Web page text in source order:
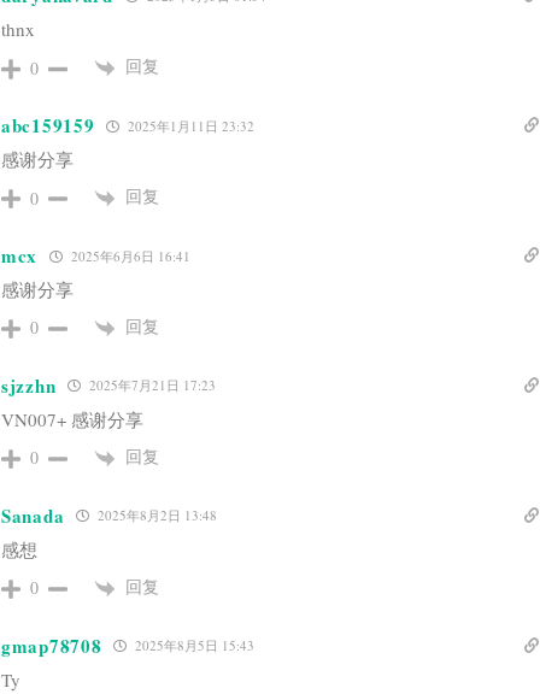
thnx
0 回复
abc159159 2025年1月11日 23:32
感谢分享
0 回复
mcx 2025年6月6日 16:41
感谢分享
0 回复
sjzzhn 2025年7月21日 17:23
VN007+ 感谢分享
0 回复
Sanada 2025年8月2日 13:48
感想
0 回复
gmap78708 2025年8月5日 15:43
Ty